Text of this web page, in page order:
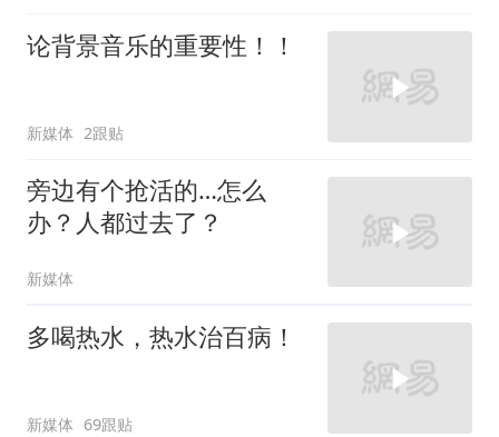
论背景音乐的重要性！！
新媒体 2跟贴
旁边有个抢活的…怎么
办？人都过去了？
新媒体
多喝热水，热水治百病！
新媒体 69跟贴